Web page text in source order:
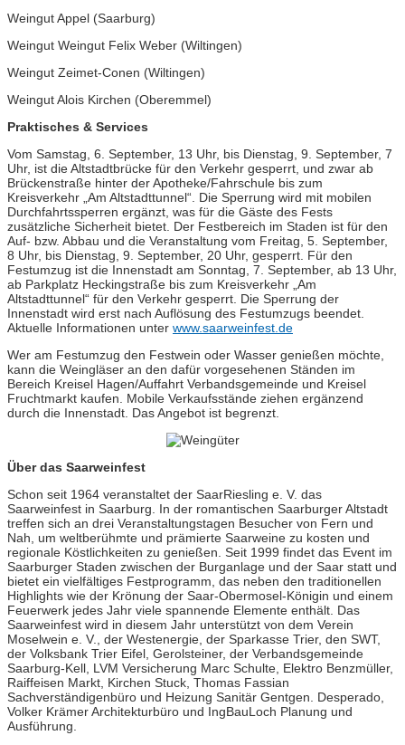
Weingut Appel (Saarburg)
Weingut Weingut Felix Weber (Wiltingen)
Weingut Zeimet-Conen (Wiltingen)
Weingut Alois Kirchen (Oberemmel)
Praktisches & Services
Vom Samstag, 6. September, 13 Uhr, bis Dienstag, 9. September, 7
Uhr, ist die Altstadtbrücke für den Verkehr gesperrt, und zwar ab
Brückenstraße hinter der Apotheke/Fahrschule bis zum
Kreisverkehr „Am Altstadttunnel“. Die Sperrung wird mit mobilen
Durchfahrtssperren ergänzt, was für die Gäste des Fests
zusätzliche Sicherheit bietet. Der Festbereich im Staden ist für den
Auf- bzw. Abbau und die Veranstaltung vom Freitag, 5. September,
8 Uhr, bis Dienstag, 9. September, 20 Uhr, gesperrt. Für den
Festumzug ist die Innenstadt am Sonntag, 7. September, ab 13 Uhr,
ab Parkplatz Heckingstraße bis zum Kreisverkehr „Am
Altstadttunnel“ für den Verkehr gesperrt. Die Sperrung der
Innenstadt wird erst nach Auflösung des Festumzugs beendet.
Aktuelle Informationen unter www.saarweinfest.de
Wer am Festumzug den Festwein oder Wasser genießen möchte,
kann die Weingläser an den dafür vorgesehenen Ständen im
Bereich Kreisel Hagen/Auffahrt Verbandsgemeinde und Kreisel
Fruchtmarkt kaufen. Mobile Verkaufsstände ziehen ergänzend
durch die Innenstadt. Das Angebot ist begrenzt.
Über das Saarweinfest
Schon seit 1964 veranstaltet der SaarRiesling e. V. das
Saarweinfest in Saarburg. In der romantischen Saarburger Altstadt
treffen sich an drei Veranstaltungstagen Besucher von Fern und
Nah, um weltberühmte und prämierte Saarweine zu kosten und
regionale Köstlichkeiten zu genießen. Seit 1999 findet das Event im
Saarburger Staden zwischen der Burganlage und der Saar statt und
bietet ein vielfältiges Festprogramm, das neben den traditionellen
Highlights wie der Krönung der Saar-Obermosel-Königin und einem
Feuerwerk jedes Jahr viele spannende Elemente enthält. Das
Saarweinfest wird in diesem Jahr unterstützt von dem Verein
Moselwein e. V., der Westenergie, der Sparkasse Trier, den SWT,
der Volksbank Trier Eifel, Gerolsteiner, der Verbandsgemeinde
Saarburg-Kell, LVM Versicherung Marc Schulte, Elektro Benzmüller,
Raiffeisen Markt, Kirchen Stuck, Thomas Fassian
Sachverständigenbüro und Heizung Sanitär Gentgen. Desperado,
Volker Krämer Architekturbüro und IngBauLoch Planung und
Ausführung.